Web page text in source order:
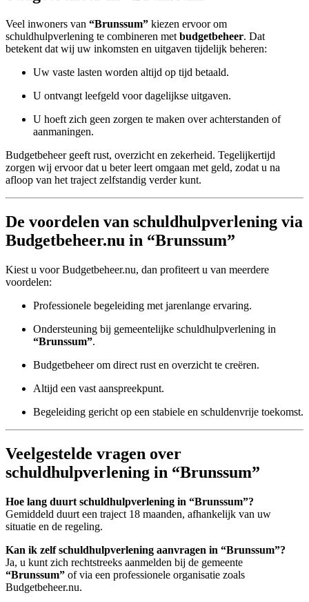
Veel inwoners van “Brunssum” kiezen ervoor om
schuldhulpverlening te combineren met budgetbeheer. Dat
betekent dat wij uw inkomsten en uitgaven tijdelijk beheren:
Uw vaste lasten worden altijd op tijd betaald.
U ontvangt leefgeld voor dagelijkse uitgaven.
U hoeft zich geen zorgen te maken over achterstanden of
aanmaningen.
Budgetbeheer geeft rust, overzicht en zekerheid. Tegelijkertijd
zorgen wij ervoor dat u beter leert omgaan met geld, zodat u na
afloop van het traject zelfstandig verder kunt.
De voordelen van schuldhulpverlening via
Budgetbeheer.nu in “Brunssum”
Kiest u voor Budgetbeheer.nu, dan profiteert u van meerdere
voordelen:
Professionele begeleiding met jarenlange ervaring.
Ondersteuning bij gemeentelijke schuldhulpverlening in
“Brunssum”.
Budgetbeheer om direct rust en overzicht te creëren.
Altijd een vast aanspreekpunt.
Begeleiding gericht op een stabiele en schuldenvrije toekomst.
Veelgestelde vragen over
schuldhulpverlening in “Brunssum”
Hoe lang duurt schuldhulpverlening in “Brunssum”?
Gemiddeld duurt een traject 18 maanden, afhankelijk van uw
situatie en de regeling.
Kan ik zelf schuldhulpverlening aanvragen in “Brunssum”?
Ja, u kunt zich rechtstreeks aanmelden bij de gemeente
“Brunssum” of via een professionele organisatie zoals
Budgetbeheer.nu.